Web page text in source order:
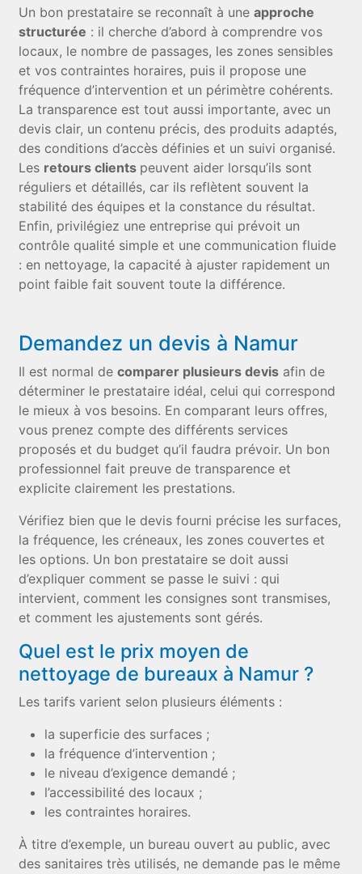
Un bon prestataire se reconnaît à uneapproche
structurée : il cherche d’abord à comprendre vos
locaux, le nombre de passages, les zones sensibles
et vos contraintes horaires, puis il propose une
fréquence d’intervention et un périmètre cohérents.
La transparence est tout aussi importante, avec un
devis clair, un contenu précis, des produits adaptés,
des conditions d’accès définies et un suivi organisé.
Les retours clients peuvent aider lorsqu’ils sont
réguliers et détaillés, car ils reflètent souvent la
stabilité des équipes et la constance du résultat.
Enfin, privilégiez une entreprise qui prévoit un
contrôle qualité simple et une communication fluide
: en nettoyage, la capacité à ajuster rapidement un
point faible fait souvent toute la différence.
Demandez un devis à Namur
Il est normal decomparer plusieurs devis afin de
déterminer le prestataire idéal, celui qui correspond
le mieux à vos besoins. En comparant leurs offres,
vous prenez compte des différents services
proposés et du budget qu’il faudra prévoir. Un bon
professionnel fait preuve de transparence et
explicite clairement les prestations.
Vérifiez bien que le devis fourni précise les surfaces,
la fréquence, les créneaux, les zones couvertes et
les options. Un bon prestataire se doit aussi
d’expliquer comment se passe le suivi : qui
intervient, comment les consignes sont transmises,
et comment les ajustements sont gérés.
Quel est le prix moyen de
nettoyage de bureaux à Namur ?
Les tarifs varient selon plusieurs éléments :
la superficie des surfaces ;
la fréquence d’intervention ;
le niveau d’exigence demandé ;
l’accessibilité des locaux ;
les contraintes horaires.
À titre d’exemple, un bureau ouvert au public, avec
des sanitaires très utilisés, ne demande pas le même